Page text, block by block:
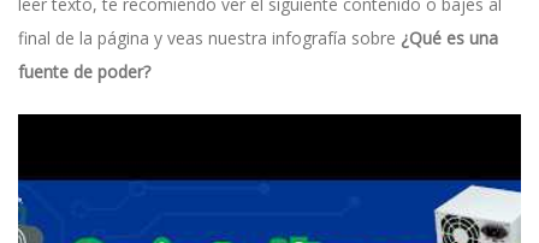
final de la página y veas nuestra infografía sobre ¿Qué es una
fuente de poder?